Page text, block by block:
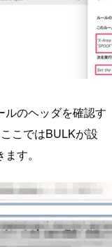
ルのヘッダを確認す
こではBULKが設
す。